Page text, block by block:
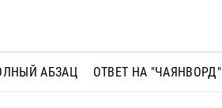
АБЗАЦ ОТВЕТ НА "ЧАЯНВОРД"